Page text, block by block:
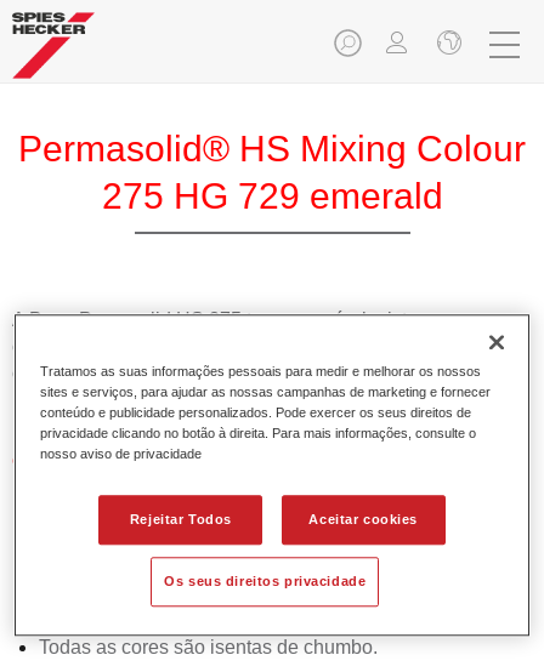
Permasolid® HS Mixing Colour
275 HG 729 emerald
A Base Pemasolid HS 275 torna possível misturar as cores
com o Permasolid HS Esmalte 275 de alta qualidade para
criar todas as cores lisas para a repintura de veículos de
passageiros.
Características do produto
de 1.5 demãos.
Promove tempos de secagem curtos.
Proporciona elevada opacidade.
Oferece uma excelente resistência do acabamento.
Todas as cores são isentas de chumbo.
Tratamos as suas informações pessoais para medir e melhorar os nossos
sites e serviços, para ajudar as nossas campanhas de marketing e fornecer
conteúdo e publicidade personalizados. Pode exercer os seus direitos de
privacidade clicando no botão à direita. Para mais informações, consulte o
nosso aviso de privacidade
Rejeitar Todos Aceitar cookies
Os seus direitos privacidade